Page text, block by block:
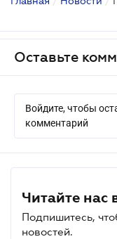
Оставьте
Войдите, чтобы
комментарий
Читайте нас
Подпишитесь,
новостей.